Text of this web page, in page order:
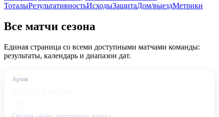
ТоталыРезультативностьИсходыЗащитаДом/выездМетрики
Все матчи сезона
Единая страница со всеми доступными матчами команды:
результаты, календарь и диапазон дат.
Архив